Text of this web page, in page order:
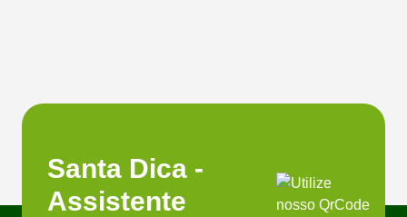
Santa Dica -
Assistente